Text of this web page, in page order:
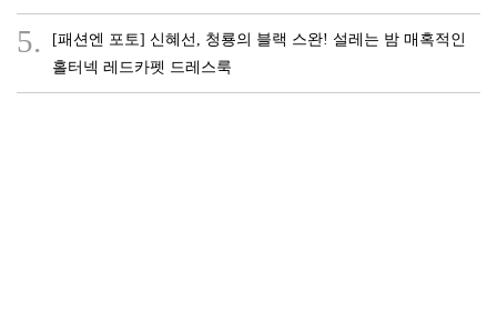
5.
[패션엔 포토] 신혜선, 청룡의 블랙 스완! 설레는 밤 매혹적인
홀터넥 레드카펫 드레스룩